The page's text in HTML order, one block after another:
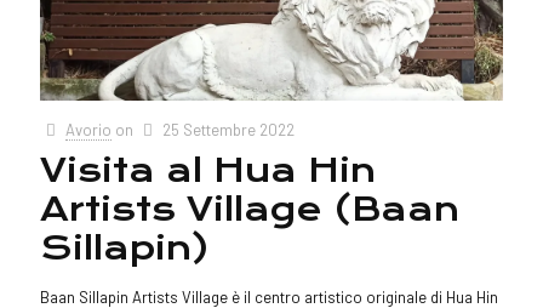
Avorio on 25 Settembre 2022
Visita al Hua Hin
Artists Village (Baan
Sillapin)
Baan Sillapin Artists Village è il centro artistico originale di Hua Hin